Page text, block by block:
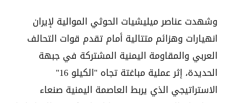
وشهدت عناصر ميليشيات الحوثي الموالية لإيران
انهيارات وهزائم متتالية أمام تقدم قوات التحالف
العربي والمقاومة اليمنية المشتركة في جبهة
الحديدة، إثر عملية مباغتة تجاه "الكيلو 16"
الاستراتيجي الذي يربط العاصمة اليمنية صنعاء